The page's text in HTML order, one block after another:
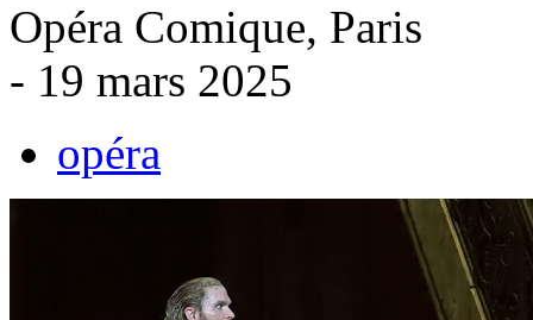
Opéra Comique, Paris
- 19 mars 2025
opéra